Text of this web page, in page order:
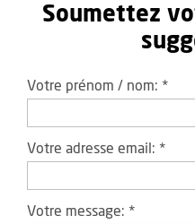
Soumettez
Votre prénom / nom: *
Votre adresse email: *
Votre message: *